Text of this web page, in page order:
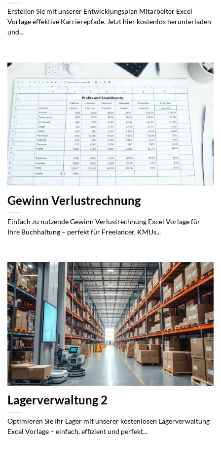
Erstellen Sie mit unserer Entwicklungsplan Mitarbeiter Excel
Vorlage effektive Karrierepfade. Jetzt hier kostenlos herunterladen
und...
Gewinn Verlustrechnung
Einfach zu nutzende Gewinn Verlustrechnung Excel Vorlage für
Ihre Buchhaltung – perfekt für Freelancer, KMUs...
Lagerverwaltung 2
Optimieren Sie Ihr Lager mit unserer kostenlosen Lagerverwaltung
Excel Vorlage – einfach, effizient und perfekt...